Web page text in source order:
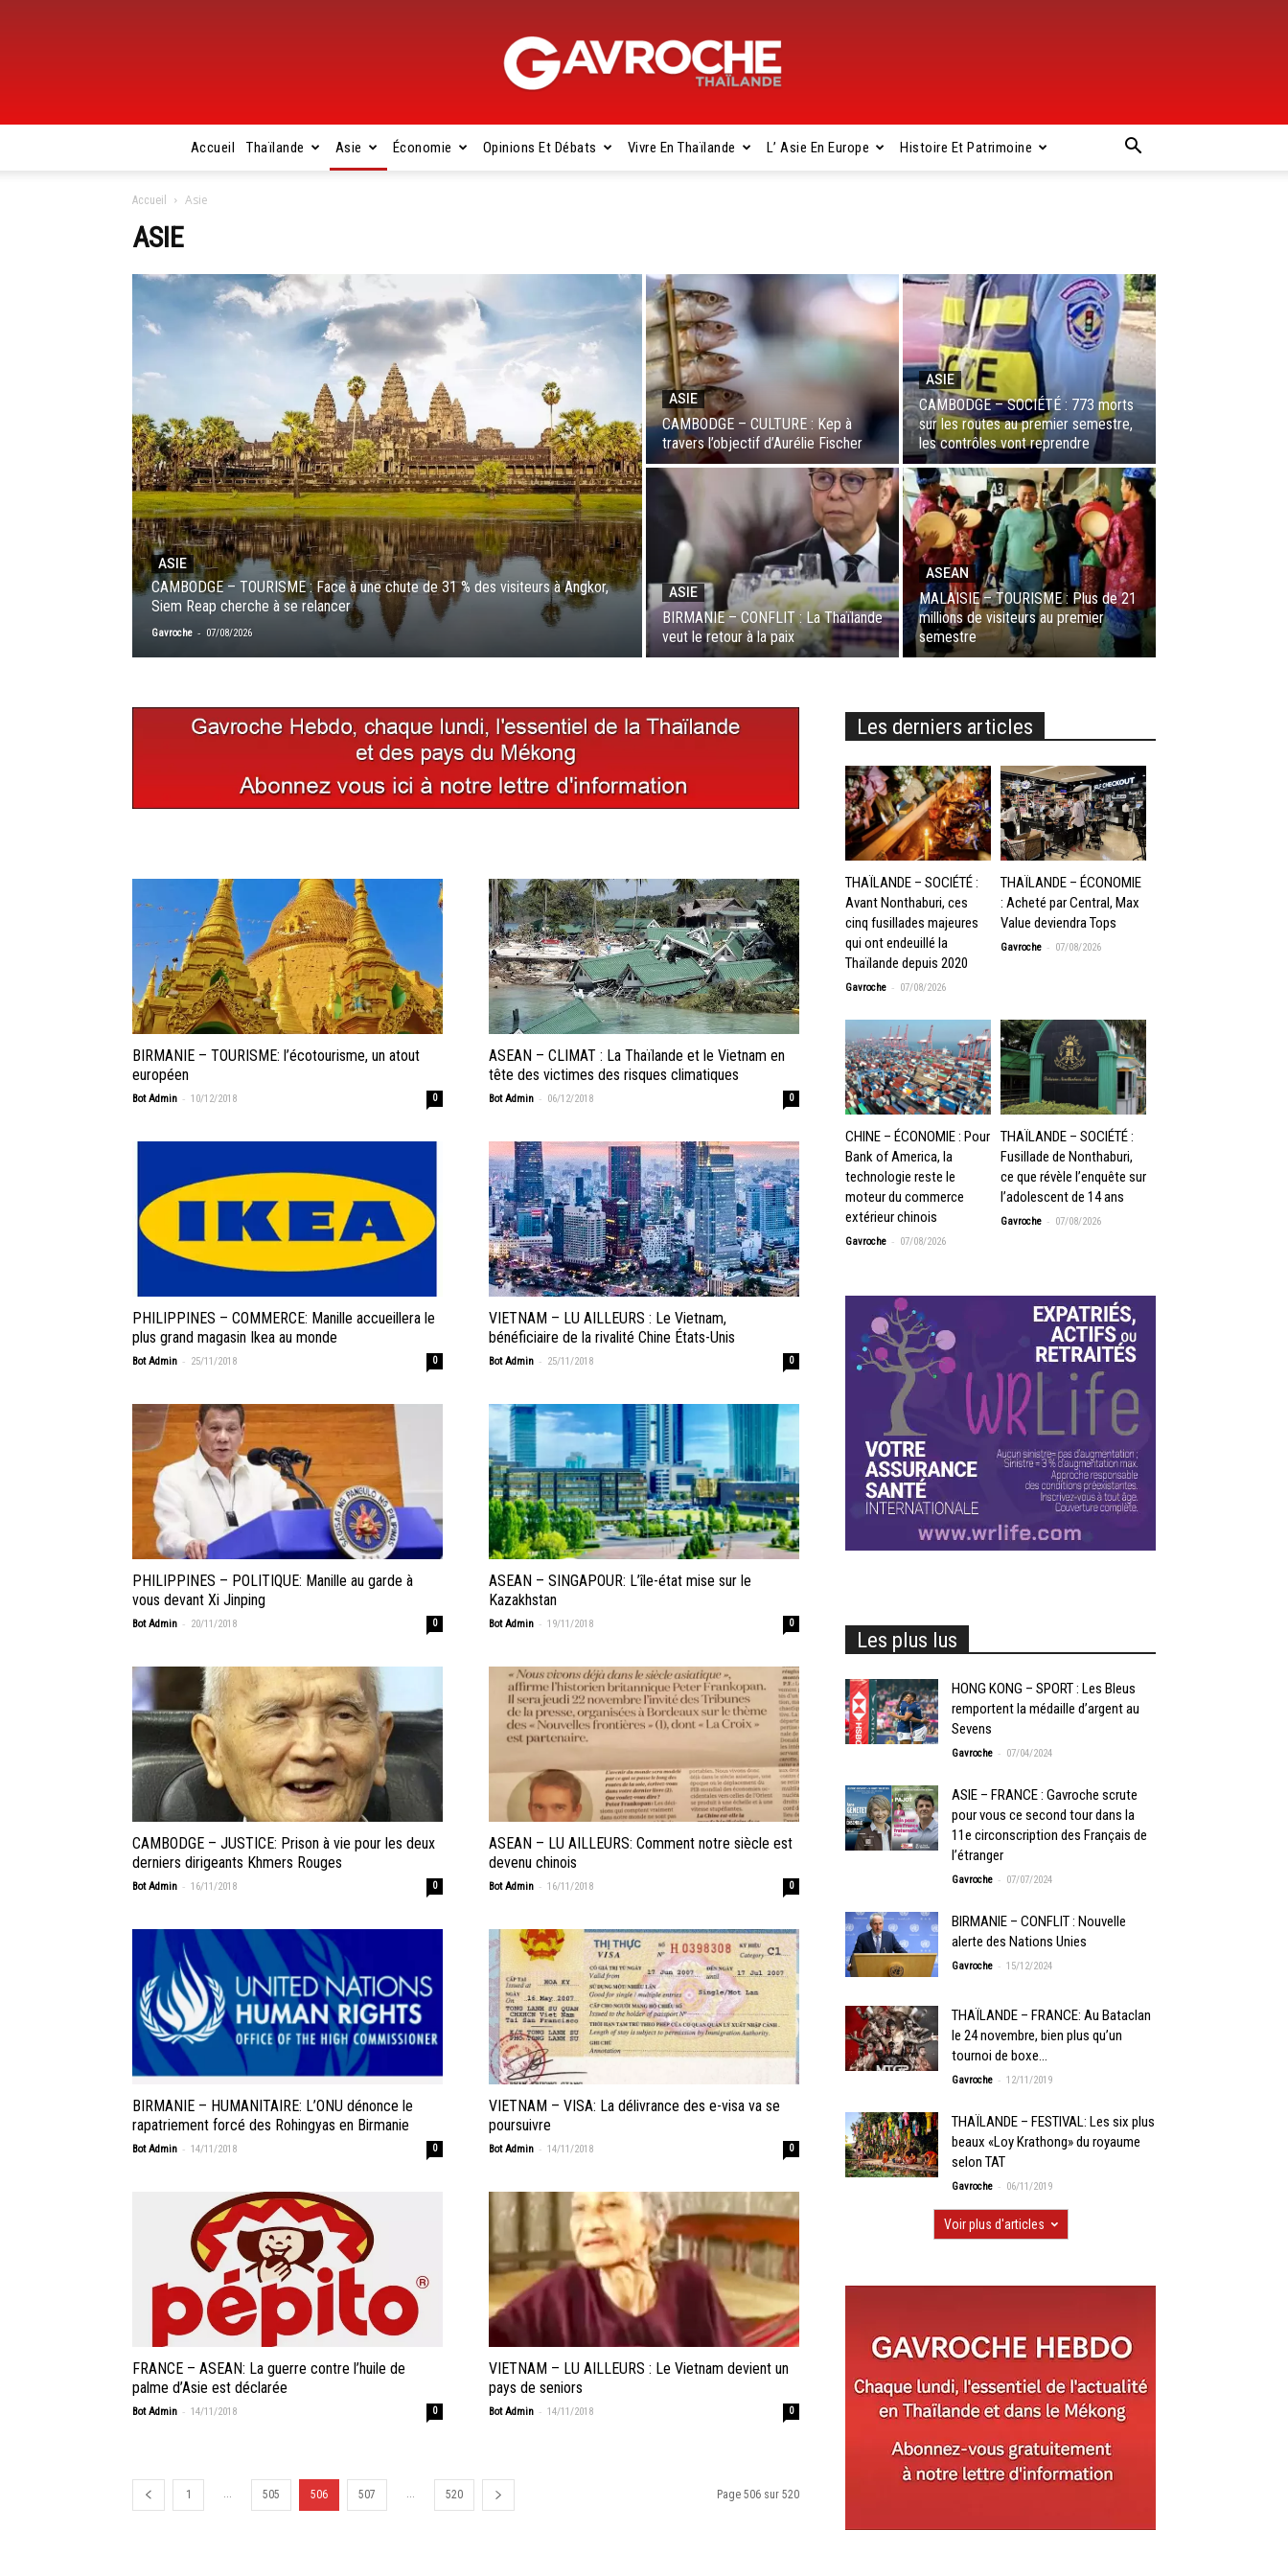
Gavroche
Thaïlande
Accueil Thaïlande Asie Économie Opinions Et Débats Vivre En Thaïlande L’ Asie En Europe Histoire Et Patrimoine
Accueil Asie
ASIE
ASIE
CAMBODGE – TOURISME : Face à une chute de 31 % des visiteurs à Angkor,
Siem Reap cherche à se relancer
Gavroche - 07/08/2026
ASIE
CAMBODGE – CULTURE : Kep à
travers l’objectif d’Aurélie Fischer
ASIE
CAMBODGE – SOCIÉTÉ : 773 morts
sur les routes au premier semestre,
les contrôles vont reprendre
ASIE
BIRMANIE – CONFLIT : La Thaïlande
veut le retour à la paix
ASEAN
MALAISIE – TOURISME : Plus de 21
millions de visiteurs au premier
semestre
BIRMANIE – TOURISME: l’écotourisme, un atout
européen
Bot Admin - 10/12/2018 0
ASEAN – CLIMAT : La Thaïlande et le Vietnam en
tête des victimes des risques climatiques
Bot Admin - 06/12/2018 0
PHILIPPINES – COMMERCE: Manille accueillera le
plus grand magasin Ikea au monde
Bot Admin - 25/11/2018 0
VIETNAM – LU AILLEURS : Le Vietnam,
bénéficiaire de la rivalité Chine États-Unis
Bot Admin - 25/11/2018 0
PHILIPPINES – POLITIQUE: Manille au garde à
vous devant Xi Jinping
Bot Admin - 20/11/2018 0
ASEAN – SINGAPOUR: L’île-état mise sur le
Kazakhstan
Bot Admin - 19/11/2018 0
CAMBODGE – JUSTICE: Prison à vie pour les deux
derniers dirigeants Khmers Rouges
Bot Admin - 16/11/2018 0
ASEAN – LU AILLEURS: Comment notre siècle est
devenu chinois
Bot Admin - 16/11/2018 0
BIRMANIE – HUMANITAIRE: L’ONU dénonce le
rapatriement forcé des Rohingyas en Birmanie
Bot Admin - 14/11/2018 0
VIETNAM – VISA: La délivrance des e-visa va se
poursuivre
Bot Admin - 14/11/2018 0
FRANCE – ASEAN: La guerre contre l’huile de
palme d’Asie est déclarée
Bot Admin - 14/11/2018 0
VIETNAM – LU AILLEURS : Le Vietnam devient un
pays de seniors
Bot Admin - 14/11/2018 0
1 ... 505 506 507 ... 520 Page 506 sur 520
Les derniers articles
THAÏLANDE – SOCIÉTÉ :
Avant Nonthaburi, ces
cinq fusillades majeures
qui ont endeuillé la
Thaïlande depuis 2020
Gavroche - 07/08/2026
THAÏLANDE – ÉCONOMIE
: Acheté par Central, Max
Value deviendra Tops
Gavroche - 07/08/2026
CHINE – ÉCONOMIE : Pour
Bank of America, la
technologie reste le
moteur du commerce
extérieur chinois
Gavroche - 07/08/2026
THAÏLANDE – SOCIÉTÉ :
Fusillade de Nonthaburi,
ce que révèle l’enquête sur
l’adolescent de 14 ans
Gavroche - 07/08/2026
Les plus lus
HONG KONG – SPORT : Les Bleus
remportent la médaille d’argent au
Sevens
Gavroche - 07/04/2024
ASIE – FRANCE : Gavroche scrute
pour vous ce second tour dans la
11e circonscription des Français de
l’étranger
Gavroche - 07/07/2024
BIRMANIE – CONFLIT : Nouvelle
alerte des Nations Unies
Gavroche - 15/12/2024
THAÏLANDE – FRANCE: Au Bataclan
le 24 novembre, bien plus qu’un
tournoi de boxe…
Gavroche - 12/11/2019
THAÏLANDE – FESTIVAL: Les six plus
beaux «Loy Krathong» du royaume
selon TAT
Gavroche - 06/11/2019
Voir plus d'articles